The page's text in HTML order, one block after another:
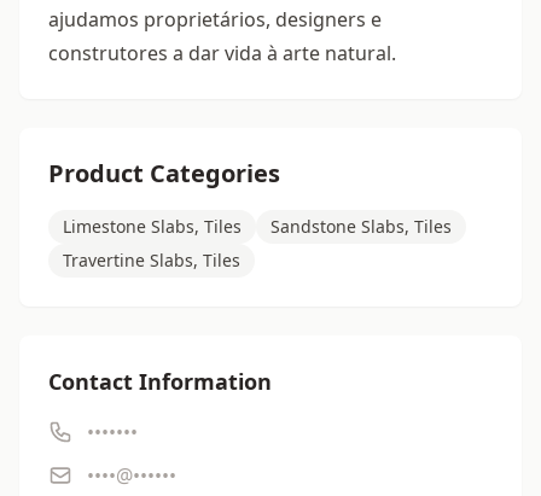
ajudamos proprietários, designers e
construtores a dar vida à arte natural.
Product Categories
Limestone Slabs, Tiles
Sandstone Slabs, Tiles
Travertine Slabs, Tiles
Contact Information
•••••••
••••@••••••